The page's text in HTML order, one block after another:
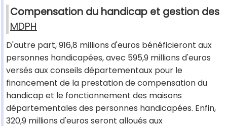
Compensation du handicap et gestion des
MDPH
D'autre part, 916,8 millions d'euros bénéficieront aux
personnes handicapées, avec 595,9 millions d'euros
versés aux conseils départementaux pour le
financement de la prestation de compensation du
handicap et le fonctionnement des maisons
départementales des personnes handicapées. Enfin,
320,9 millions d'euros seront alloués aux